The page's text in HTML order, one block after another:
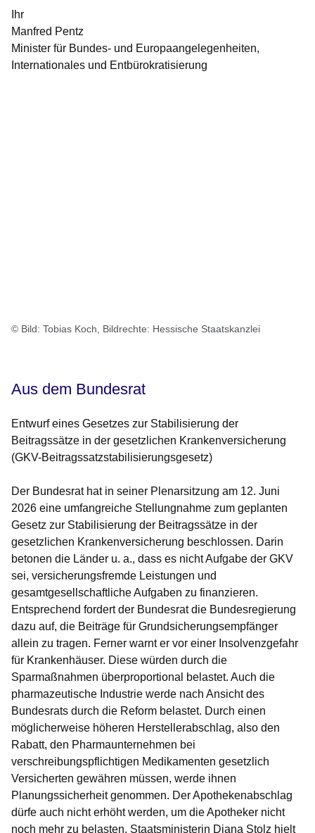
Ihr
Manfred Pentz
Minister für Bundes- und Europaangelegenheiten,
Internationales und Entbürokratisierung
© Bild: Tobias Koch, Bildrechte: Hessische Staatskanzlei
Aus dem Bundesrat
Entwurf eines Gesetzes zur Stabilisierung der
Beitragssätze in der gesetzlichen Krankenversicherung
(GKV-Beitragssatzstabilisierungsgesetz)
Der Bundesrat hat in seiner Plenarsitzung am 12. Juni
2026 eine umfangreiche Stellungnahme zum geplanten
Gesetz zur Stabilisierung der Beitragssätze in der
gesetzlichen Krankenversicherung beschlossen. Darin
betonen die Länder u. a., dass es nicht Aufgabe der GKV
sei, versicherungsfremde Leistungen und
gesamtgesellschaftliche Aufgaben zu finanzieren.
Entsprechend fordert der Bundesrat die Bundesregierung
dazu auf, die Beiträge für Grundsicherungsempfänger
allein zu tragen. Ferner warnt er vor einer Insolvenzgefahr
für Krankenhäuser. Diese würden durch die
Sparmaßnahmen überproportional belastet. Auch die
pharmazeutische Industrie werde nach Ansicht des
Bundesrats durch die Reform belastet. Durch einen
möglicherweise höheren Herstellerabschlag, also den
Rabatt, den Pharmaunternehmen bei
verschreibungspflichtigen Medikamenten gesetzlich
Versicherten gewähren müssen, werde ihnen
Planungssicherheit genommen. Der Apothekenabschlag
dürfe auch nicht erhöht werden, um die Apotheker nicht
noch mehr zu belasten. Staatsministerin Diana Stolz hielt